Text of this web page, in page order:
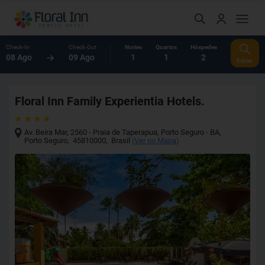
Check-In
08 Ago
Check-Out
09 Ago
Noites
1
Quartos
1
Hóspedes
2 Editar
Floral Inn Family Experientia Hotels.
Av. Beira Mar, 2560 - Praia de Taperapua, Porto Seguro - BA,
Porto Seguro, 45810000, Brasil (Ver no Mapa)